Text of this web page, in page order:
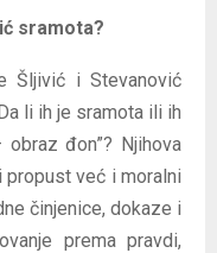
sramota?
Šljivić i Stevanović
li ih je sramota ili ih
đon”? Njihova
već i moralni
činjenice, dokaze i
prema pravdi,